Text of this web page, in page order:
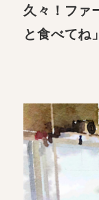
久々！ファ
と食べてね」